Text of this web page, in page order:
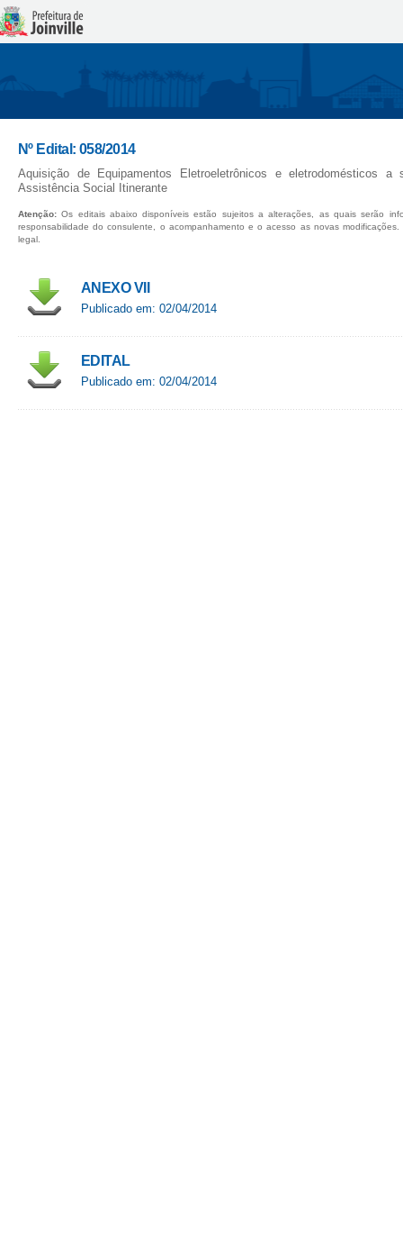
Nº Edital: 058/2014
Aquisição de Equipamentos Eletroeletrônicos e eletrodomésticos
Assistência Social Itinerante
Atenção: Os editais abaixo disponíveis estão sujeitos a alterações, as quais serão
responsabilidade do consulente, o acompanhamento e o acesso as novas
legal.
ANEXO VII
Publicado em: 02/04/2014
EDITAL
Publicado em: 02/04/2014